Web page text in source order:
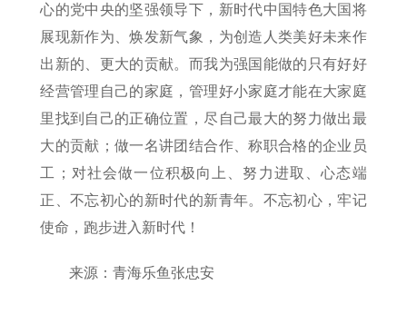
心的党中央的坚强领导下，新时代中国特色大国将
展现新作为、焕发新气象，为创造人类美好未来作
出新的、更大的贡献。而我为强国能做的只有好好
经营管理自己的家庭，管理好小家庭才能在大家庭
里找到自己的正确位置，尽自己最大的努力做出最
大的贡献；做一名讲团结合作、称职合格的企业员
工；对社会做一位积极向上、努力进取、心态端
正、不忘初心的新时代的新青年。不忘初心，牢记
使命，跑步进入新时代！
来源：青海乐鱼张忠安